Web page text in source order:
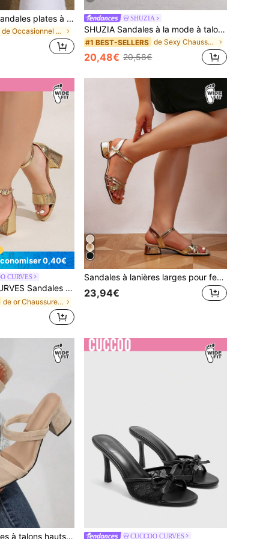
2026 Nouvelles sandales plates à enfiler d'été, mode décontractée, minimaliste, bout carré, chaussons d'été pour femmes
de Occasionnel Sandales larges pour femmes
SHUZIA
SHUZIA Sandales à la mode à talons hauts pour femmes, Chaussures d'été, Cadeaux pour l'Halloween, Noël, l'automne, l'hiver, le Nouvel An, la Saint-Valentin, tailles plus
#1 BEST-SELLERS de Sexy Chaussures larges pour femmes
20,48€ 20,58€
0,40€
CURVES
pour femmes grande taille, coupe large, idéales pour Noël
de or Chaussures larges pour femmes
Sandales à lanières larges pour femmes, grande taille, pour l'été. Sandales à talons épais pour soirée
23,94€
Sandales élégantes à talons hauts beige coupe large avec fines brides et texture en faux daim, bout ouvert, talon épais bas, sandales à bride de cheville, chaussures d'été CUCCOO CURVES